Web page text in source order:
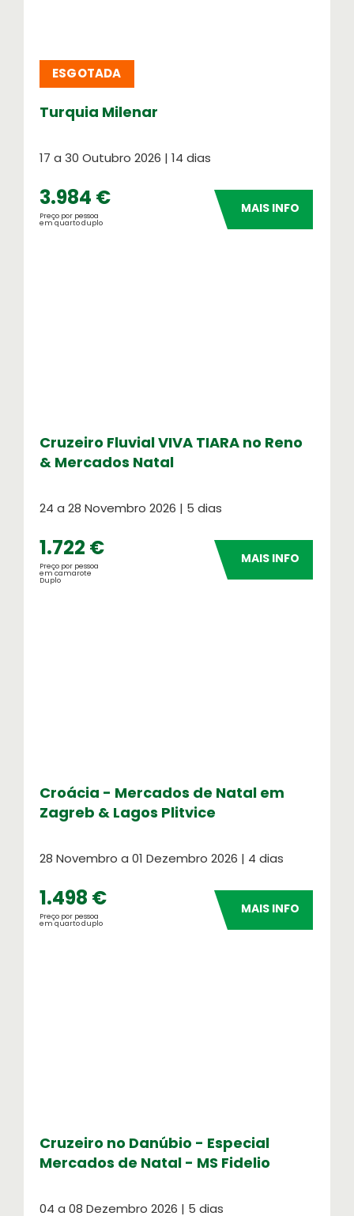
Verifique a apólice que se aplica à sua
viagem
Informação Institucional
Orgãos Sociais
ESGOTADA
Turquia Milenar
17 a 30 Outubro 2026 | 14 dias
3.984 €
Preço por pessoa
em quarto duplo
MAIS INFO
Cruzeiro Fluvial VIVA TIARA no Reno
& Mercados Natal
24 a 28 Novembro 2026 | 5 dias
1.722 €
Preço por pessoa
em camarote
Duplo
MAIS INFO
Croácia - Mercados de Natal em
Zagreb & Lagos Plitvice
28 Novembro a 01 Dezembro 2026 | 4 dias
1.498 €
Preço por pessoa
em quarto duplo
MAIS INFO
Cruzeiro no Danúbio - Especial
Mercados de Natal - MS Fidelio
04 a 08 Dezembro 2026 | 5 dias